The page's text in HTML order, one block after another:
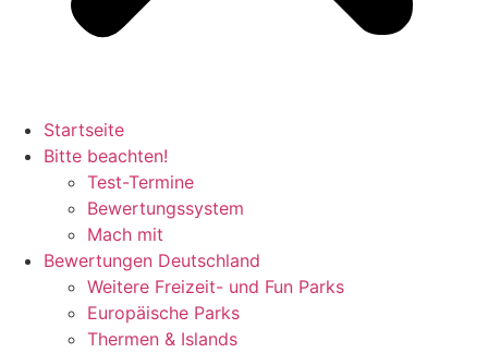
Startseite
Bitte beachten!
Test-Termine
Bewertungssystem
Mach mit
Bewertungen Deutschland
Weitere Freizeit- und Fun Parks
Europäische Parks
Thermen & Islands